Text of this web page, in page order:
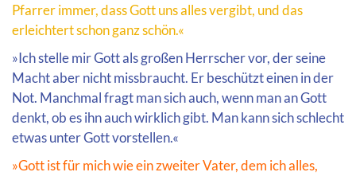
Pfarrer immer, dass Gott uns alles vergibt, und das
erleichtert schon ganz schön.«
»Ich stelle mir Gott als großen Herrscher vor, der seine
Macht aber nicht missbraucht. Er beschützt einen in der
Not. Manchmal fragt man sich auch, wenn man an Gott
denkt, ob es ihn auch wirklich gibt. Man kann sich schlecht
etwas unter Gott vorstellen.«
»Gott ist für mich wie ein zweiter Vater, dem ich alles,